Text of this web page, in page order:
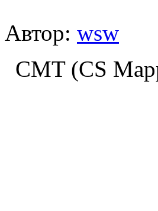
Автор: wsw
CMT (CS